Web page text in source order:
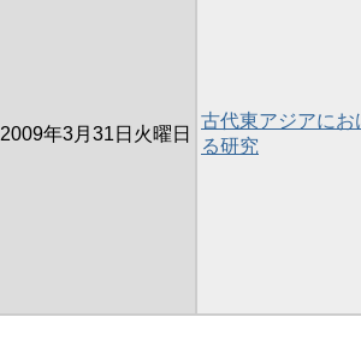
2009年3月31日火曜日
古代東アジアに
る研究